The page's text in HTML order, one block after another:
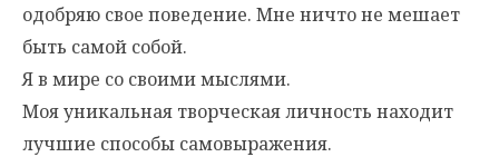
одобряю свое поведение. Мне ничто не мешает
быть самой собой.
Я в мире со своими мыслями.
Моя уникальная творческая личность находит
лучшие способы самовыражения.